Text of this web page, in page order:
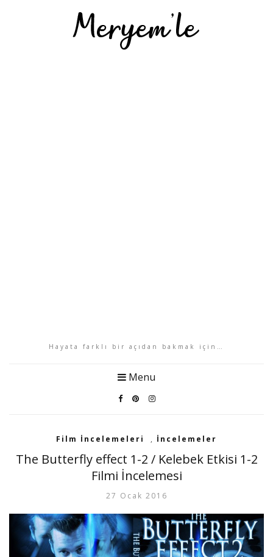
Hayata farklı bir açıdan bakmak için…
Menu
Film İncelemeleri , İncelemeler
The Butterfly effect 1-2 / Kelebek Etkisi 1-2
Filmi İncelemesi
27 Ocak 2016